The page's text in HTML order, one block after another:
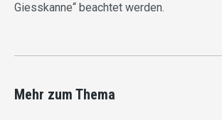
Giesskanne“ beachtet werden.
Mehr zum Thema